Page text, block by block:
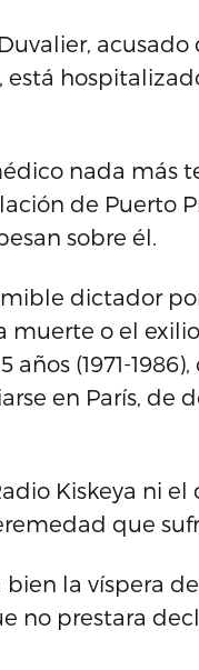
nada más
de Puerto
sobre él.
dictador
o el
(1971-
en París, de
Kiskeya ni
que
la víspera
no prestara